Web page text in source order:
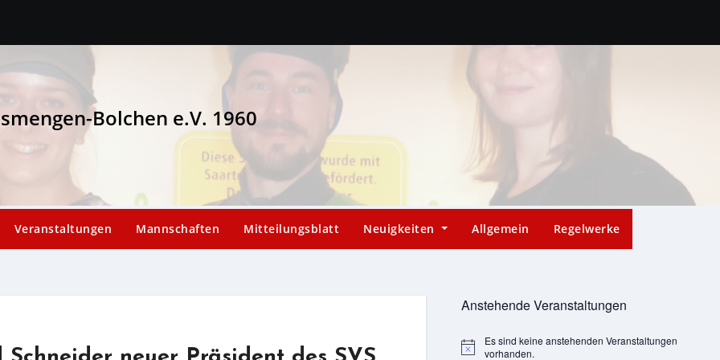
Bolchen e.V. 1960
Veranstaltungen Mannschaften Mitteilungsblatt Neuigkeiten Allgemein Regelwerke
Anstehende Veranstaltungen
Hinweis
Es sind keine anstehenden Veranstaltungen
vorhanden.